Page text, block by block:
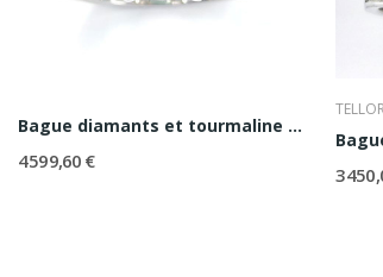
Bague diamants et tourmaline Comtesse
4 599,60 €
3